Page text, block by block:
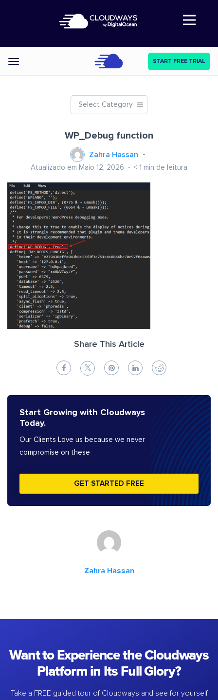
Abre a navegação
Categories START FREE TRIAL
Select Category
WP_Debug function
Zahra Hassan
Atualizado em Maio 12, 2026 < 1 min de leitura
Share This Article
Start Growing with Cloudways
Today.
Our Clients Love us because we never
compromise on these
GET STARTED FREE
Zahra Hassan
Want to Experience the Cloudways
Platform in Its Full Glory?
Take a FREE guided tour of Cloudways and see for yourself